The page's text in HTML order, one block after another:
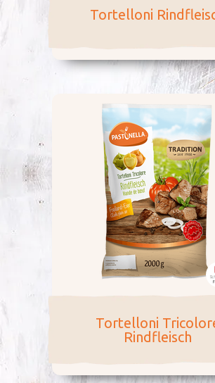
Tortelloni
Tortelloni
Rindfleisch